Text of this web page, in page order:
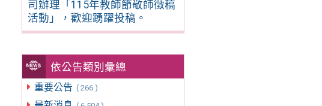
司辦理「115年教師節敬師徵稿
活動」，歡迎踴躍投稿。
依公告類別彙總
重要公告 ( 266 )